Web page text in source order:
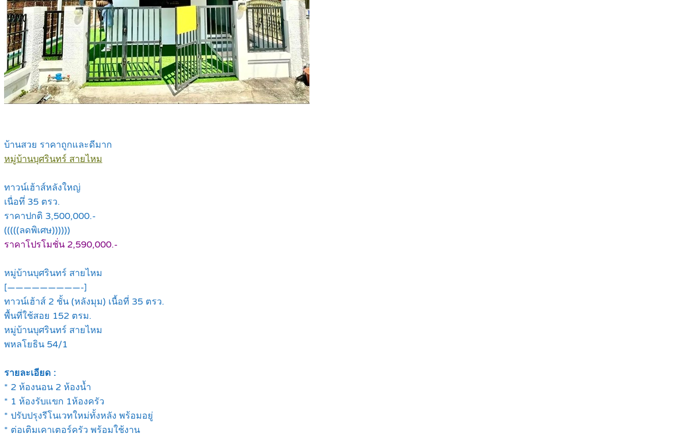
บ้านสวย ราคาถูกและดีมาก
หมู่บ้านบุศรินทร์ สายไหม
ทาวน์เฮ้าส์หลังใหญ่
เนื่อทึ่ 35 ตรว.
ราคาปกติ 3,500,000.-
(((((ลดพิเศษ))))))
ราคาโปรโมชั่น 2,590,000.-
หมู่บ้านบุศรินทร์ สายไหม
[—————————-]
ทาวน์เฮ้าส์ 2 ชั้น (หลังมุม) เนื้อที่ 35 ตรว.
พื้นที่ใช้สอย 152 ตรม.
หมู่บ้านบุศรินทร์ สายไหม
พหลโยธิน 54/1
รายละเอียด :
* 2 ห้องนอน 2 ห้องน้ำ
* 1 ห้องรับแขก 1ห้องครัว
* ปรับปรุงรีโนเวทใหม่ทั้งหลัง พร้อมอยู่
* ต่อเติมเคาเตอร์ครัว พร้อมใช้งาน